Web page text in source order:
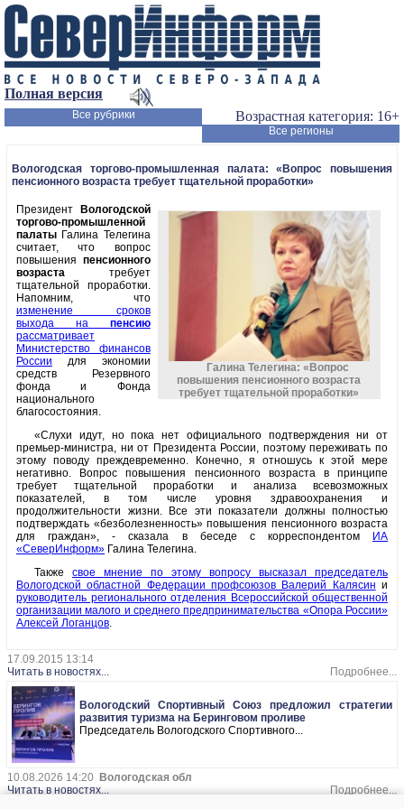
Полная версия
Возрастная категория: 16+
Все рубрики
Все регионы
Вологодская торгово-промышленная палата: «Вопрос повышения
пенсионного возраста требует тщательной проработки»
Галина Телегина: «Вопрос
повышения пенсионного возраста
требует тщательной проработки»
Президент
Вологодской
торгово-промышленной
палаты Галина Телегина
считает, что вопрос
повышения пенсионного
возраста требует
тщательной проработки.
Напомним, что
изменение сроков
выхода на пенсию
рассматривает
Министерство финансов
России для экономии
средств Резервного
фонда и Фонда
национального
благосостояния.
«Слухи идут, но пока нет официального подтверждения ни от
премьер-министра, ни от Президента России, поэтому переживать по
этому поводу преждевременно. Конечно, я отношусь к этой мере
негативно. Вопрос повышения пенсионного возраста в принципе
требует тщательной проработки и анализа всевозможных
показателей, в том числе уровня здравоохранения и
продолжительности жизни. Все эти показатели должны полностью
подтверждать «безболезненность» повышения пенсионного возраста
для граждан», - сказала в беседе с корреспондентом
ИА
«СеверИнформ» Галина Телегина.
Также свое мнение по этому вопросу высказал председатель
Вологодской областной Федерации профсоюзов Валерий Калясин и
руководитель регионального отделения Всероссийской общественной
организации малого и среднего предпринимательства «Опора России»
Алексей Логанцов.
17.09.2015 13:14
Читать в новостях...
Подробнее...
Вологодский Спортивный Союз предложил стратегии
развития туризма на Беринговом проливе
Председатель Вологодского Спортивного...
10.08.2026 14:20 Вологодская обл
Читать в новостях...
Подробнее...